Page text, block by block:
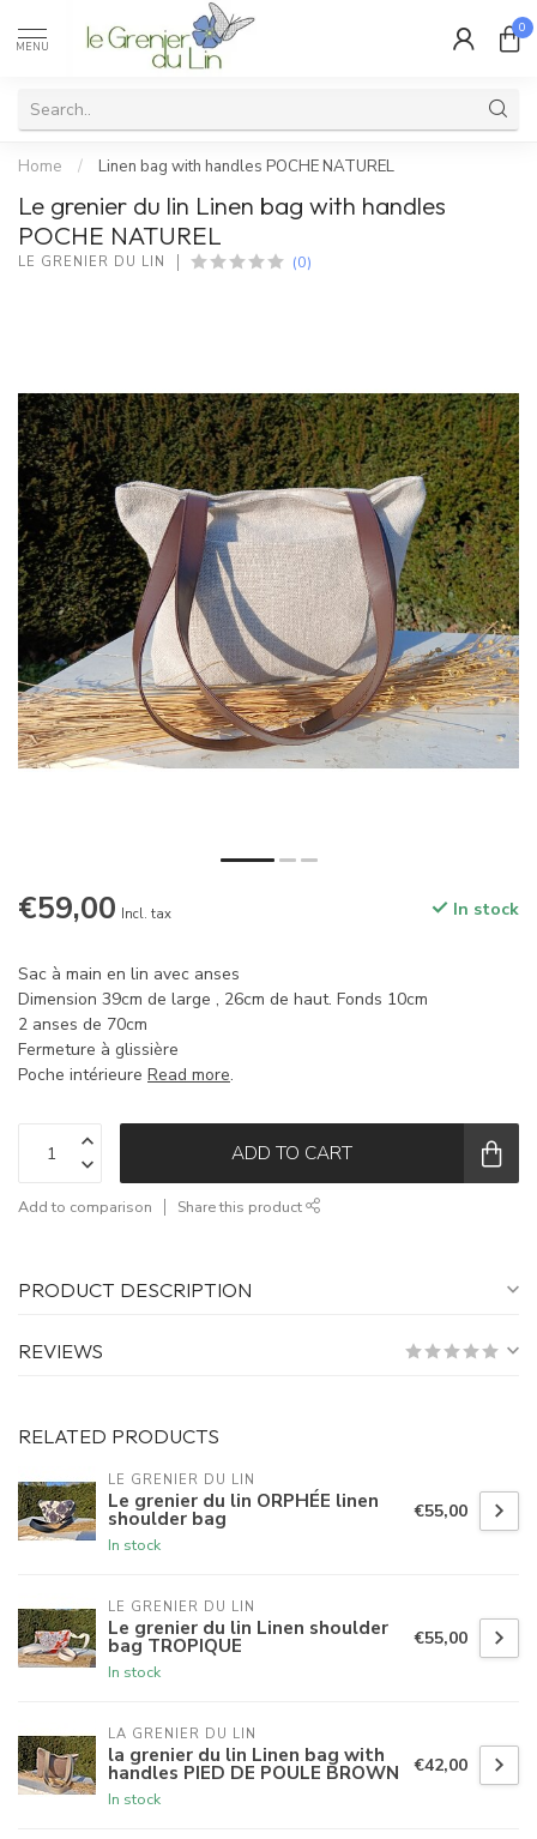
MENU
0
Home / Linen bag with handles POCHE NATUREL
Le grenier du lin Linen bag with handles
POCHE NATUREL
LE GRENIER DU LIN (0)
€59,00 Incl. tax In stock
Sac à main en lin avec anses
Dimension 39cm de large , 26cm de haut. Fonds 10cm
2 anses de 70cm
Fermeture à glissière
Poche intérieure Read more.
ADD TO CART
Add to comparison Share this product
PRODUCT DESCRIPTION
REVIEWS
RELATED PRODUCTS
LE GRENIER DU LIN
Le grenier du lin ORPHÉE linen
shoulder bag
In stock
€55,00
LE GRENIER DU LIN
Le grenier du lin Linen shoulder
bag TROPIQUE
In stock
€55,00
LA GRENIER DU LIN
la grenier du lin Linen bag with
handles PIED DE POULE BROWN
In stock
€42,00